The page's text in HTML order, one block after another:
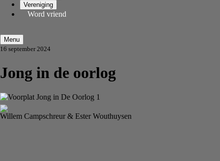
Vereniging
Word vriend
Menu
16 september 2024
Jong in de oorlog
Willem Campschreur & Ester Wouthuysen